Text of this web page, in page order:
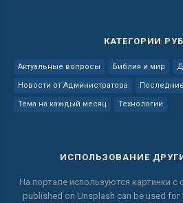
КАТЕГОРИИ
Актуальные вопросы Библия и мир
Новости от Администратора
Тема на каждый месяц Технологии
ИСПОЛЬЗОВАНИЕ
На портале используются картинки с
published on Unsplash can be used for